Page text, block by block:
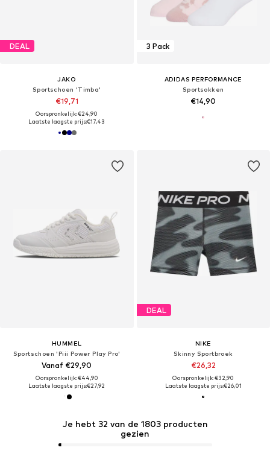
DEAL
JAKO
Sportschoen 'Timba'
€19,71
Oorspronkelijk: €24,90
Laatste laagste prijs:€17,43
3 Pack
ADIDAS PERFORMANCE
Sportsokken
€14,90
HUMMEL
Sportschoen 'Piii Power Play Pro'
Vanaf €29,90
Oorspronkelijk: €44,90
Laatste laagste prijs:€27,92
DEAL
NIKE
Skinny Sportbroek
€26,32
Oorspronkelijk: €32,90
Laatste laagste prijs:€26,01
Je hebt 32 van de 1803 producten
gezien